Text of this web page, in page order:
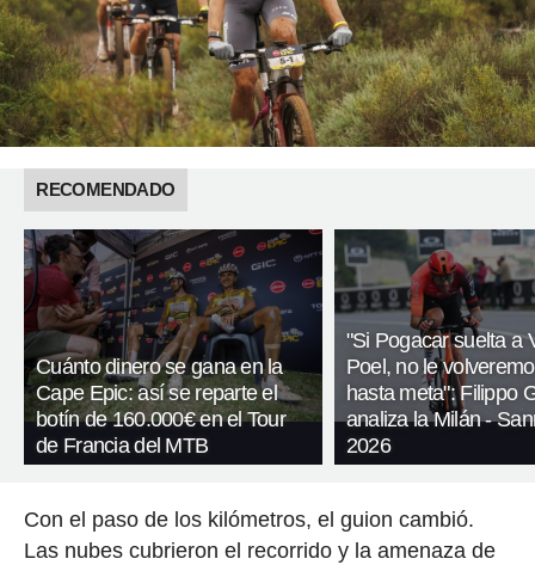
RECOMENDADO
Cuánto dinero se gana en la
Cape Epic: así se reparte el
botín de 160.000€ en el Tour
de Francia del MTB
"Si Pogacar suelta a
Poel, no le
hasta meta": Filippo
analiza la Milán -
2026
Con el paso de los kilómetros, el guion cambió.
Las nubes cubrieron el recorrido y la amenaza de